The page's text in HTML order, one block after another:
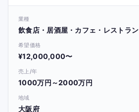
業種
飲食店・居酒屋・カフェ・レストラン
希望価格
¥12,000,000〜
売上/年
1000万円～2000万円
地域
大阪府